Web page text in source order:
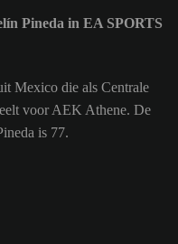
Pineda in EA SPORTS
Mexico die als Centrale
voor AEK Athene. De
is 77.